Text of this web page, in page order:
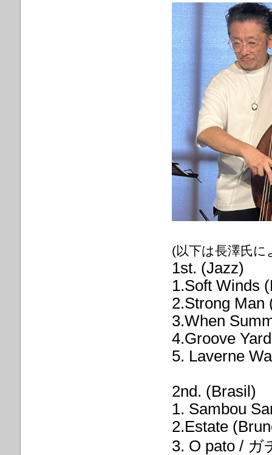
(以下は長澤氏
1st. (Jazz)
1.Soft Winds
2.Strong Man
3.When
4.Groove
5. Laverne
2nd. (Brasil)
1. Sambou
2.Estate
3. O pato /